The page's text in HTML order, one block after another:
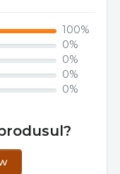
100%
0%
0%
0%
0%